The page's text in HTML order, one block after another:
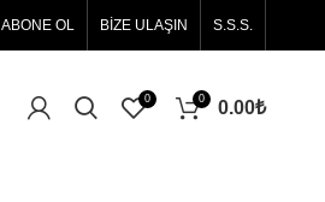
ABONE OL BİZE ULAŞIN S.S.S.
0 0 0.00₺